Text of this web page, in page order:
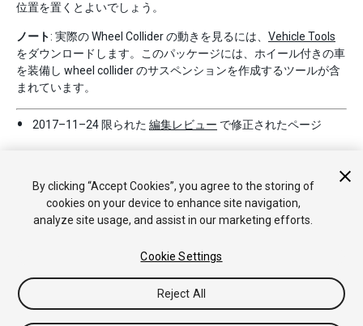
位置を置くとよいでしょう。
ノート: 実際の Wheel Collider の動きを見るには、 Vehicle Tools
をダウンロードします。このパッケージには、ホイール付きの車
を装備し wheel collider のサスペンションを作成するツールが含
まれています。
2017–11–24 限られた 編集レビュー で修正されたページ
Copyright © 2018 Unity Technologies. Publication 2017.4
チュートリアル
Answers ナレッジベース フォーラム
アセッ
トストア
プライバシーポリシー
情報を販売または共有しない
By clicking “Accept Cookies”, you agree to the storing of
cookies on your device to enhance site navigation,
analyze site usage, and assist in our marketing efforts.
Cookie Settings
Reject All